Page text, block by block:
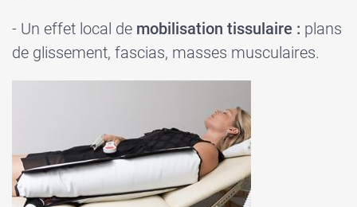
- Un effet local de mobilisation tissulaire : plans
de glissement, fascias, masses musculaires.